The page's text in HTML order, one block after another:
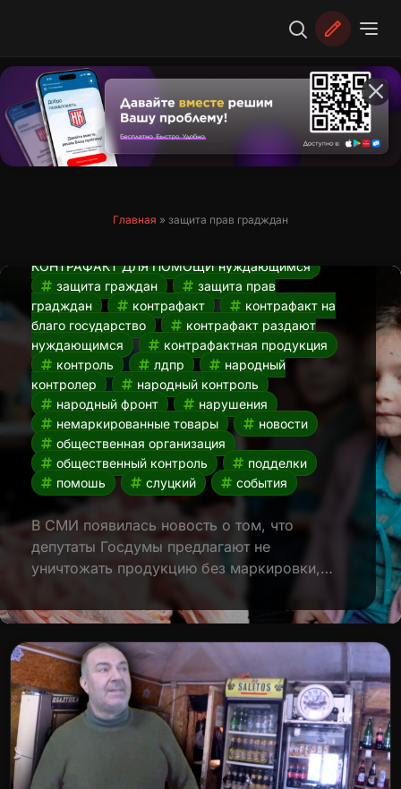
Главная » защита прав градждан
Депутаты предлагают использовать
контрафактную продукцию для
депутаты
депутаты госдумы
КОНТРАФАКТ ДЛЯ ПОМОЩИ нуждающимся
защита граждан
защита прав
градждан
контрафакт
контрафакт на
благо государство
контрафакт раздают
нуждающимся
контрафактная продукция
контроль
лдпр
народный
контролер
народный контроль
народный фронт
нарушения
немаркированные товары
новости
общественная организация
общественный контроль
подделки
помошь
слуцкий события
В СМИ появилась новость о том, что
депутаты Госдумы предлагают не
уничтожать продукцию без маркировки,…